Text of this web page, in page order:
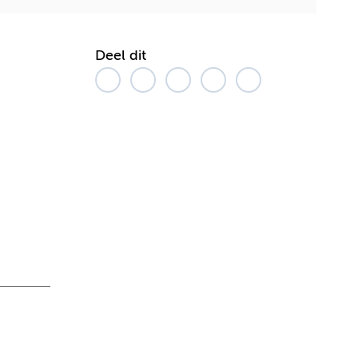
Deel dit